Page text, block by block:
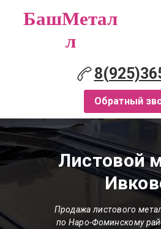
БашМетал
л
Обратный
Листовой
Продажа листового
по Наро-Фоминскому